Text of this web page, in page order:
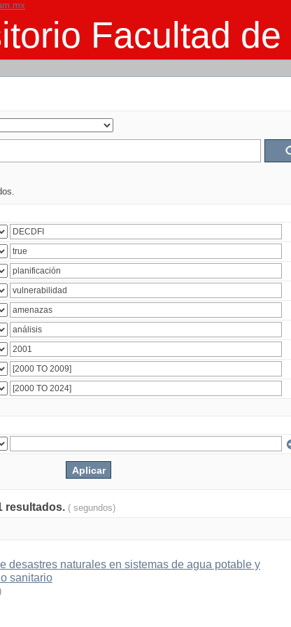
Facultad
resultados. ( segundos)
desastres naturales en sistemas de agua potable y
sanitario